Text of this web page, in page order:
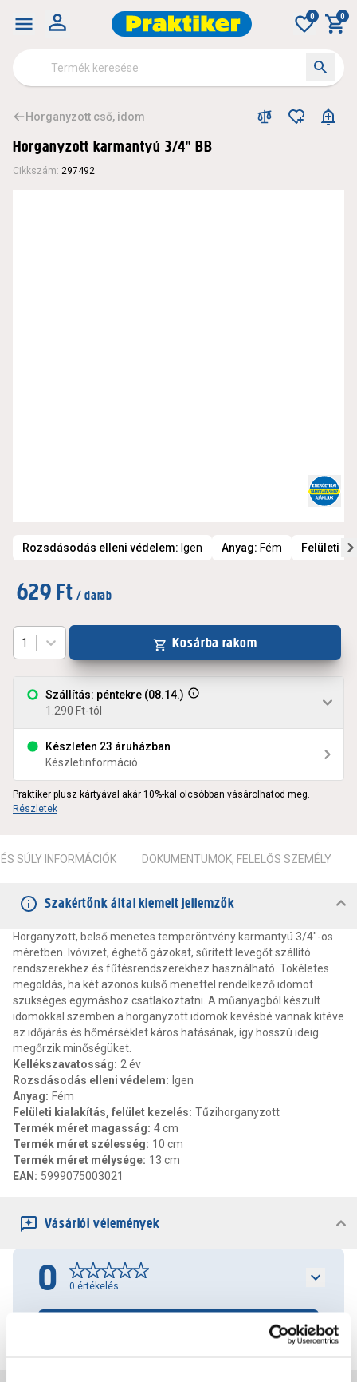
0 0
Horganyzott cső, idom
Horganyzott karmantyú 3/4" BB
Cikkszám: 297492
Rozsdásodás elleni védelem: Igen Anyag: Fém Felületi
629 Ft / darab
Szállítás: péntekre (08.14.)
1.290 Ft-tól
Készleten 23 áruházban
Készletinformáció
1 Kosárba rakom
Praktiker plusz kártyával akár 10%-kal olcsóbban vásárolhatod meg.
Részletek
SÚLY INFORMÁCIÓK DOKUMENTUMOK, FELELŐS SZEMÉLY
Szakértőnk által kiemelt jellemzők
Horganyzott, belső menetes temperöntvény karmantyú 3/4"-os
méretben. Ivóvizet, éghető gázokat, sűrített levegőt szállító
rendszerekhez és fűtésrendszerekhez használható. Tökéletes
megoldás, ha két azonos külső menettel rendelkező idomot
szükséges egymáshoz csatlakoztatni. A műanyagból készült
idomokkal szemben a horganyzott idomok kevésbé vannak kitéve
az időjárás és hőmérséklet káros hatásának, így hosszú ideig
megőrzik minőségüket.
Kellékszavatosság: 2 év
Rozsdásodás elleni védelem: Igen
Anyag: Fém
Felületi kialakítás, felület kezelés: Tűzihorganyzott
Termék méret magasság: 4 cm
Termék méret szélesség: 10 cm
Termék méret mélysége: 13 cm
EAN : 5999075003021
Vásárlói vélemények
0 0 értékelés